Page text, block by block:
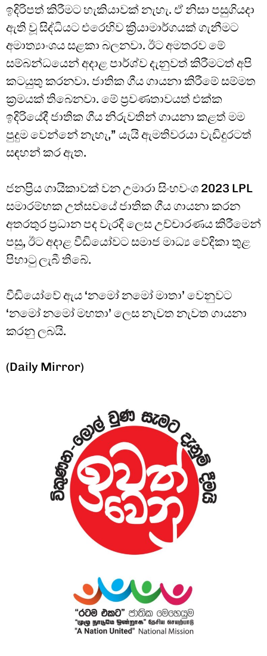
ඉදිරිපත් කිරීමට හැකියාවක් නැහැ. ඒ නිසා පසුගියදා
ඇති වූ සිද්ධියට එරෙහිව ක්‍රියාමාර්ගයක් ගැනීමට
අමාත්‍යාංශය සළකා බලනවා. ඊට අමතරව මේ
සම්බන්ධයෙන් අදාළ පාර්ශ්ව දැනුවත් කිරීමටත් අපි
කටයුතු කරනවා. ජාතික ගීය ගායනා කිරීමේ සම්මත
ක්‍රමයක් තිබෙනවා. මේ ප්‍රවණතාවයත් එක්ක
ඉදිරියේදී ජාතික ගීය නිරුවතින් ගායනා කළත් මම
පුදුම වෙන්නේ නැහැ,” යැයි ඇමතිවරයා වැඩිදුරටත්
සඳහන් කර ඇත.
ජනප්‍රිය ගායිකාවක් වන උමාරා සිංහවංශ 2023 LPL
සමාරම්භක උත්සවයේ ජාතික ගීය ගායනා කරන
අතරතුර ප්‍රධාන පද වැරදි ලෙස උච්චාරණය කිරීමෙන්
පසු, ඊට අදාළ වීඩියෝවට සමාජ මාධ්‍ය වේදිකා තුළ
පිහාටු ලැබී තිබේ.
වීඩියෝවේ ඇය ‘නමෝ නමෝ මාතා’ වෙනුවට
‘නමෝ නමෝ මහතා’ ලෙස නැවත නැවත ගායනා
කරනු ලබයි.
(Daily Mirror)